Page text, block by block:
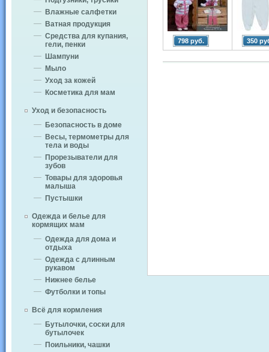
Влажные салфетки
Ватная продукция
Средства для купания,
гели, пенки
Шампуни
Мыло
Уход за кожей
Косметика для мам
Уход и безопасность
Безопасность в доме
Весы, термометры для
тела и воды
Прорезыватели для
зубов
Товары для здоровья
малыша
Пустышки
Одежда и белье для
кормящих мам
Одежда для дома и
отдыха
Одежда с длинным
рукавом
Нижнее белье
Футболки и топы
Всё для кормления
Бутылочки, соски для
бутылочек
Поильники, чашки
798 руб. 350